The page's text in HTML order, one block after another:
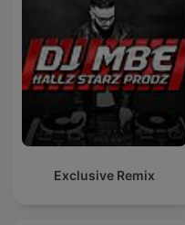
Exclusive Remix